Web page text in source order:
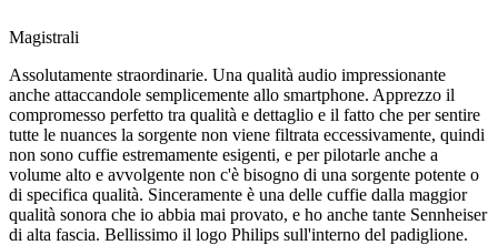
Magistrali
Assolutamente straordinarie. Una qualità audio impressionante
anche attaccandole semplicemente allo smartphone. Apprezzo il
compromesso perfetto tra qualità e dettaglio e il fatto che per sentire
tutte le nuances la sorgente non viene filtrata eccessivamente, quindi
non sono cuffie estremamente esigenti, e per pilotarle anche a
volume alto e avvolgente non c'è bisogno di una sorgente potente o
di specifica qualità. Sinceramente è una delle cuffie dalla maggior
qualità sonora che io abbia mai provato, e ho anche tante Sennheiser
di alta fascia. Bellissimo il logo Philips sull'interno del padiglione.